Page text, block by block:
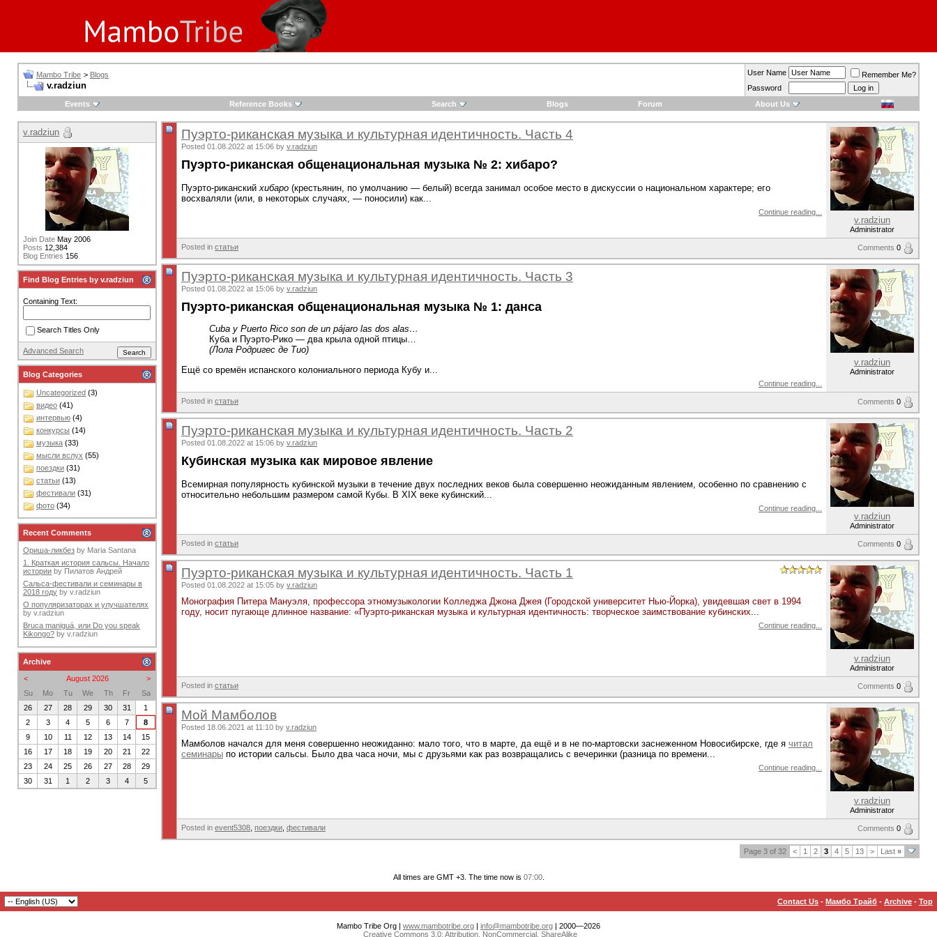
Mambo Tribe > Blogs
v.radziun
User Name
Remember Me?
Password
Events
Reference Books Search Blogs Forum About Us
Пуэрто-риканская музыка и культурная идентичность. Часть 4
Posted 01.08.2022 at 15:06 by v.radziun
Пуэрто-риканская общенациональная музыка № 2: хибаро?
Пуэрто-риканскийхибаро (крестьянин, по умолчанию — белый) всегда занимал особое место в дискуссии о национальном характере; его
восхваляли (или, в некоторых случаях, — поносили) как...
Continue reading...
v.radziun
Administrator
Posted in статьи Comments 0
Пуэрто-риканская музыка и культурная идентичность. Часть 3
Posted 01.08.2022 at 15:06 by v.radziun
Пуэрто-риканская общенациональная музыка № 1: данса
Cuba y Puerto Rico son de un pájaro las dos alas…
Куба и Пуэрто-Рико — два крыла одной птицы…
(Лола Родригес де Тио)
Ещё со времён испанского колониального периода Кубу и...
Continue reading...
v.radziun
Administrator
Posted in статьи Comments 0
Пуэрто-риканская музыка и культурная идентичность. Часть 2
Posted 01.08.2022 at 15:06 by v.radziun
Кубинская музыка как мировое явление
Всемирная популярность кубинской музыки в течение двух последних веков была совершенно неожиданным явлением, особенно по сравнению с
относительно небольшим размером самой Кубы. В XIX веке кубинский...
Continue reading...
v.radziun
Administrator
Posted in статьи Comments 0
Пуэрто-риканская музыка и культурная идентичность. Часть 1
Posted 01.08.2022 at 15:05 by v.radziun
Монография Питера Мануэля, профессора этномузыкологии Колледжа Джона Джея (Городской университет Нью-Йорка), увидевшая свет в 1994
году, носит пугающе длинное название: «Пуэрто-риканская музыка и культурная идентичность: творческое заимствование кубинских...
Continue reading...
v.radziun
Administrator
Posted in статьи Comments 0
Мой Мамболов
Posted 18.06.2021 at 11:10 by v.radziun
Мамболов начался для меня совершенно неожиданно: мало того, что в марте, да ещё и в не по-мартовски заснеженном Новосибирске, где я читал
семинары по истории сальсы. Было два часа ночи, мы с друзьями как раз возвращались с вечеринки (разница по времени...
Continue reading...
v.radziun
Administrator
Posted in event5308 поездки фестивали Comments 0
Page 3 of 32 < 1 2 3 4 5 13 > Last »
v.radziun
Join Date May 2006
Posts 12,384
Blog Entries 156
Find Blog Entries by v.radziun
Containing Text:
Search Titles Only
Advanced Search
Blog Categories
Uncategorized (3)
видео (41)
интервью (4)
конкурсы (14)
музыка (33)
мысли вслух (55)
поездки (31)
статьи (13)
фестивали (31)
фото (34)
Recent Comments
Ориша-ликбез by Maria Santana
1. Краткая история сальсы. Начало
истории by Пилатов Андрей
Сальса-фестивали и семинары в
2018 году by v.radziun
О популяризаторах и улучшателях
by v.radziun
Bruca maniguá, или Do you speak
Kikongo? by v.radziun
Archive
<
>
August 2026
Su
Mo Tu We Th Fr
Sa
26
27 28 29 30 31
1
2
3 4 5 6 7
8
9
10 11 12 13 14
15
16
17 18 19 20 21
22
23
24 25 26 27 28
29
30
31 1 2 3 4 5
All times are GMT +3. The time now is 07:00.
Contact Us - Мамбо Трайб - Archive - Top
Mambo Tribe Org | www.mambotribe.org | info@mambotribe.org | 2000—2026
Creative Commons 3.0: Attribution, NonCommercial, ShareAlike